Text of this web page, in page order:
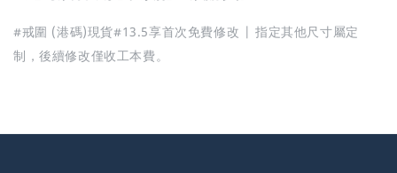
#戒圍 (港碼)現貨#13.5享首次免費修改 | 指定其他尺寸屬定
制，後續修改僅收工本費。